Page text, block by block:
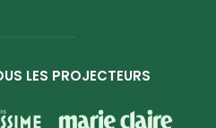
LES PROJECTEURS